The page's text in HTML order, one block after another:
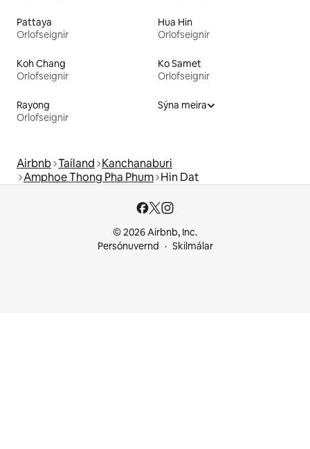
Pattaya
Orlofseignir
Hua Hin
Orlofseignir
Koh Chang
Orlofseignir
Ko Samet
Orlofseignir
Rayong
Orlofseignir
Sýna meira
Airbnb Taíland Kanchanaburi
Amphoe Thong Pha Phum Hin Dat
© 2026 Airbnb, Inc.
Persónuvernd
Skilmálar